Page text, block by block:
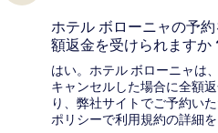
ホテル ボローニャの予
額返金を受けられますか
はい。ホテル ボローニャは
キャンセルした場合に全額
り、弊社サイトでご予約い
ポリシーで利用規約の詳細を